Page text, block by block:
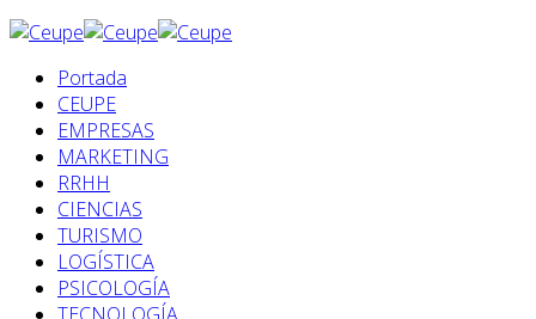
Portada
CEUPE
EMPRESAS
MARKETING
RRHH
CIENCIAS
TURISMO
LOGÍSTICA
PSICOLOGÍA